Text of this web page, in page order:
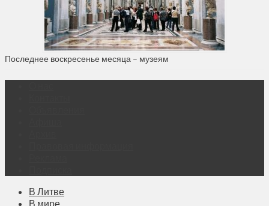
Последнее воскресенье месяца – музеям
В Литве
В мире